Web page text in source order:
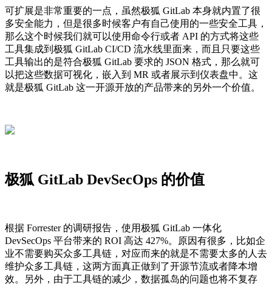
可扩展是非常重要的一点，虽然极狐 GitLab 本身就内置了很
多安全能力，但是很多时候客户有自己使用的一些安全工具，
那么这个时候我们就可以使用命令行或者 API 的方式将这些
工具集成到极狐 GitLab CI/CD 流水线里面来，而且只要这些
工具输出的是符合极狐 GitLab 要求的 JSON 格式，那么就可
以把这些数据可视化，嵌入到 MR 或者展示到仪表盘中。这
就是极狐 GitLab 这一开源开放的产品带来的另外一个价值。
极狐 GitLab DevSecOps 的价值
根据 Forrester 的调研报告，使用极狐 GitLab 一体化
DevSecOps 平台带来的 ROI 高达 427%。原因有很多，比如企
业不需要购买众多工具链，对应而来的就是不需要太多的人去
维护众多工具链，这两方面真正做到了开源节流或者降本增
效。另外，由于工具链的减少，数据孤岛的问题也将不复存